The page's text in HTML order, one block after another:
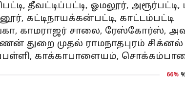
தீவட்டிப்பட்டி, ஓமலூர்,
கட்டிநாயக்கன்பட்டி, காட்டம்பட்டி
காமராஜர் சாலை, ரேஸ்கோர்ஸ்,
துறை முதல் ராமநாதபுரம்
காக்காபாளையம்,
66%